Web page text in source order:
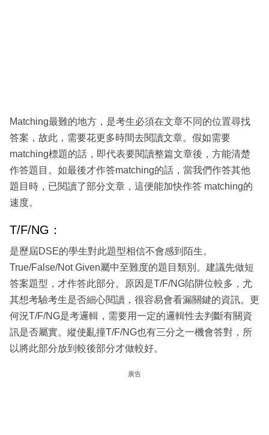
Matching最難的地方，是考生必須在文章不同的位置尋找
答案，故此，需要花更多時間去閱讀文章。假如需要
matching標題的話，即代表要閱讀整篇文章後，方能清楚
作答題目。如最後才作答matching的話，當我們作答其他
題目時，已閱讀了部分文章，這便能加快作答 matching的
速度。
T/F/NG：
是歷屆DSE的學生對此題型相信不會感到陌生。
True/False/Not Given屬中至難度的題目類別。建議先做短
答案題型，才作答此部分。原因是T/F/NG陷阱位較多，尤
其想考驗考生是否細心閱讀，很容易會看漏關鍵的資訊。更
何況T/F/NG是考邏輯，需要用一定的邏輯性去判斷有關資
訊是否屬實。縱使亂撞T/F/NG也有三分之一機會答對，所
以將此部分放到較後部分才做較好。
廣告